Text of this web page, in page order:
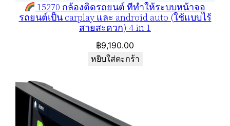
15270 กล้องติดรถยนต์ ที่ทำให้ระบบหน้าจอ
รถยนต์เป็น carplay และ android auto (ใช้แบบไร้
สายสะดวก) 4 in 1
฿9,190.00
หยิบใส่ตะกร้า